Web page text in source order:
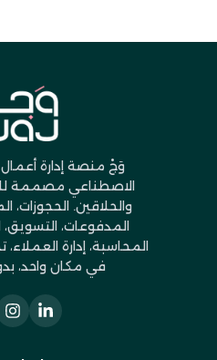
وَجْ منصة إدارة
الاصطناعي مصممة
والحلاقين. الحجوزات،
المدفوعات، التسويق،
المحاسبة، إدارة
في مكان واحد،